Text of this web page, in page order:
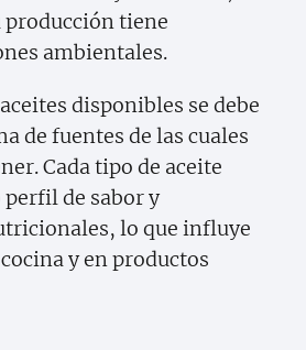
producción tiene
ambientales.
disponibles se debe
de fuentes de las cuales
Cada tipo de aceite
de sabor y
lo que influye
y en productos